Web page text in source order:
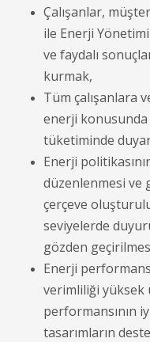
Çalışanlar,
ile Enerji
ve faydalı
kurmak,
Tüm çalışanlara
enerji konusunda
tüketiminde
Enerji
düzenlenmesi ve
çerçeve
seviyelerde
gözden
Enerji
verimliliği yüksek
performansının
tasarımların